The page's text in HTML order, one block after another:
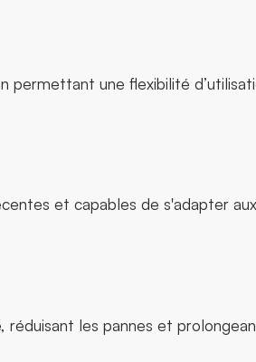
une flexibilité
et capables de s'adapter
réduisant les pannes et